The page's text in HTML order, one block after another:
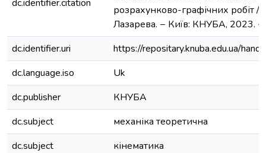
dc.identifier.citation
розрахунково-графічних робіт /
Лазарева. − Київ: КНУБА, 2023. −
dc.identifier.uri
https://repositary.knuba.edu.ua/
dc.language.iso
Uk
dc.publisher
КНУБА
dc.subject
механіка теоретична
dc.subject
кінематика